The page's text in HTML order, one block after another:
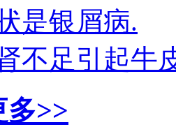
是银屑病.
不足引起牛
多>>